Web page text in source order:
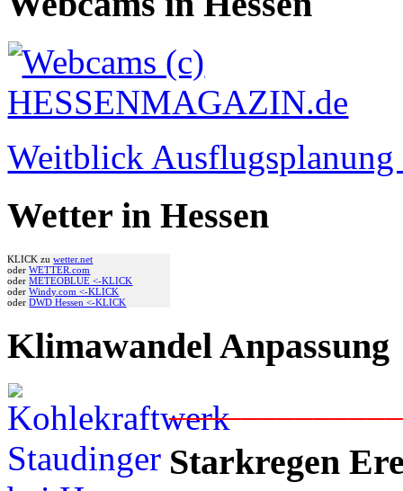
Weitblick
Wetter in Hessen
KLICK zuwetter.net
oderWETTER.com
oderMETEOBLUE <-KLICK
oderWindy.com <-KLICK
oderDWD Hessen <-KLICK
Klimawandel Anpassung
Starkregen